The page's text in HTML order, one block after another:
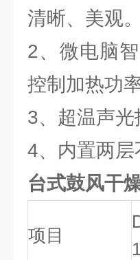
清晰、美观。
2、微电脑
控制加热功
3、超温声
4、内置两
台式鼓风干
项目